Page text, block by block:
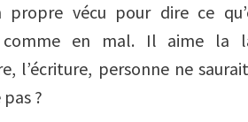
vécu pour dire ce
en mal. Il aime la
l’écriture, personne ne
?